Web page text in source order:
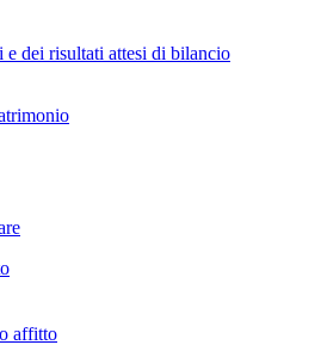
dei risultati attesi di bilancio
affitto